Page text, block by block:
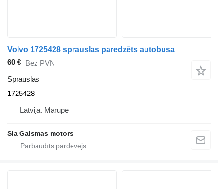
Volvo 1725428 sprauslas paredzēts autobusa
60 € Bez PVN
Sprauslas
1725428
Latvija, Mārupe
Sia Gaismas motors